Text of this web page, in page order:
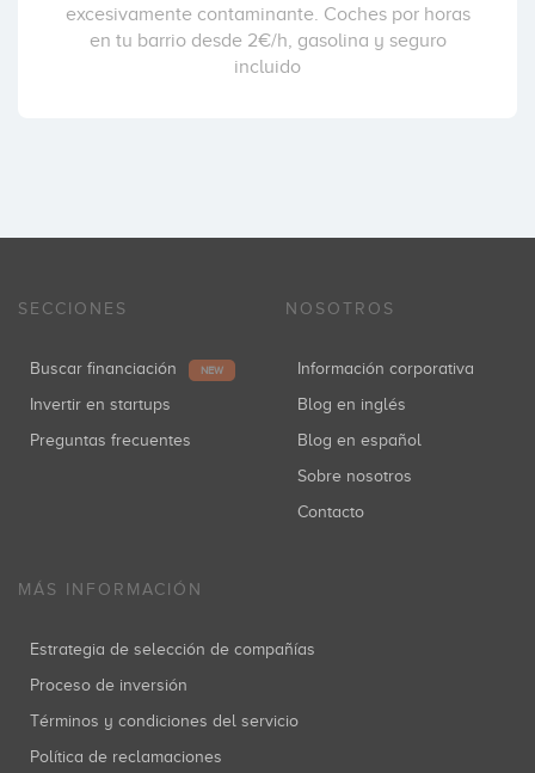
excesivamente contaminante. Coches por horas
en tu barrio desde 2€/h, gasolina y seguro
incluido
SECCIONES
Buscar financiación NEW
Invertir en startups
Preguntas frecuentes
NOSOTROS
Información corporativa
Blog en inglés
Blog en español
Sobre nosotros
Contacto
MÁS INFORMACIÓN
Estrategia de selección de compañías
Proceso de inversión
Términos y condiciones del servicio
Política de reclamaciones